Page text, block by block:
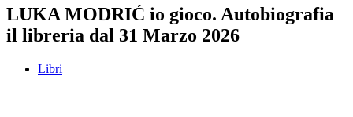
LUKA MODRIĆ io gioco. Autobiografia
il libreria dal 31 Marzo 2026
Libri